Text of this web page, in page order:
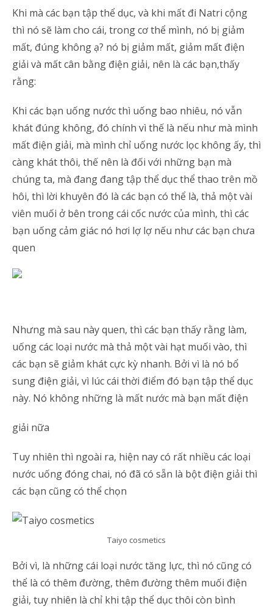
Khi mà các bạn tập thể dục, và khi mất đi Natri cộng
thì nó sẽ làm cho cái, trong cơ thể mình, nó bị giảm
mất, đúng không ạ? nó bị giảm mất, giảm mất điện
giải và mất cân bằng điện giải, nên là các bạn,thấy
rằng:
Khi các bạn uống nước thì uống bao nhiêu, nó vẫn
khát đúng không, đó chính vì thế là nếu như mà mình
mất điện giải, mà mình chỉ uống nước lọc không ấy, thì
càng khát thôi, thế nên là đối với những bạn mà
chúng ta, mà đang đang tập thể dục thể thao trên mồ
hôi, thì lời khuyên đó là các bạn có thể là, thả một vài
viên muối ở bên trong cái cốc nước của mình, thì các
bạn uống cảm giác nó hơi lợ lợ nếu như các bạn chưa
quen
Nhưng mà sau này quen, thì các bạn thấy rằng làm,
uống các loại nước mà thả một vài hạt muối vào, thì
các bạn sẽ giảm khát cực kỳ nhanh. Bởi vì là nó bổ
sung điện giải, vì lúc cái thời điểm đó bạn tập thể dục
này. Nó không những là mất nước mà bạn mất điện
giải nữa
Tuy nhiên thì ngoài ra, hiện nay có rất nhiều các loại
nước uống đóng chai, nó đã có sẵn là bột điện giải thì
các bạn cũng có thể chọn
Taiyo cosmetics
Bởi vì, là những cái loại nước tăng lực, thì nó cũng có
thể là có thêm đường, thêm đường thêm muối điện
giải, tuy nhiên là chỉ khi tập thể dục thôi còn bình